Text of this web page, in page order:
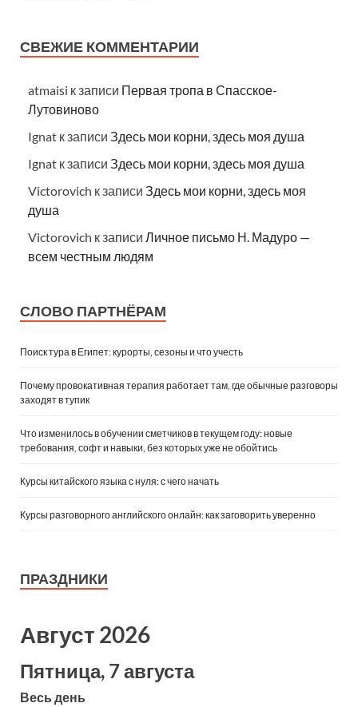
СВЕЖИЕ КОММЕНТАРИИ
atmaisi к записи Первая тропа в Спасское-
Лутовиново
Ignat к записи Здесь мои корни, здесь моя душа
Ignat к записи Здесь мои корни, здесь моя душа
Victorovich к записи Здесь мои корни, здесь моя
душа
Victorovich к записи Личное письмо Н. Мадуро —
всем честным людям
СЛОВО ПАРТНЁРАМ
Поиск тура в Египет: курорты, сезоны и что учесть
Почему провокативная терапия работает там, где обычные разговоры
заходят в тупик
Что изменилось в обучении сметчиков в текущем году: новые
требования, софт и навыки, без которых уже не обойтись
Курсы китайского языка с нуля: с чего начать
Курсы разговорного английского онлайн: как заговорить уверенно
ПРАЗДНИКИ
Август 2026
Пятница, 7 августа
Весь день